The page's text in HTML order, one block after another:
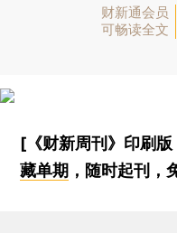
财新通会员
可畅读全文
[《财新周刊》印刷版
藏单期 ，随时起刊，